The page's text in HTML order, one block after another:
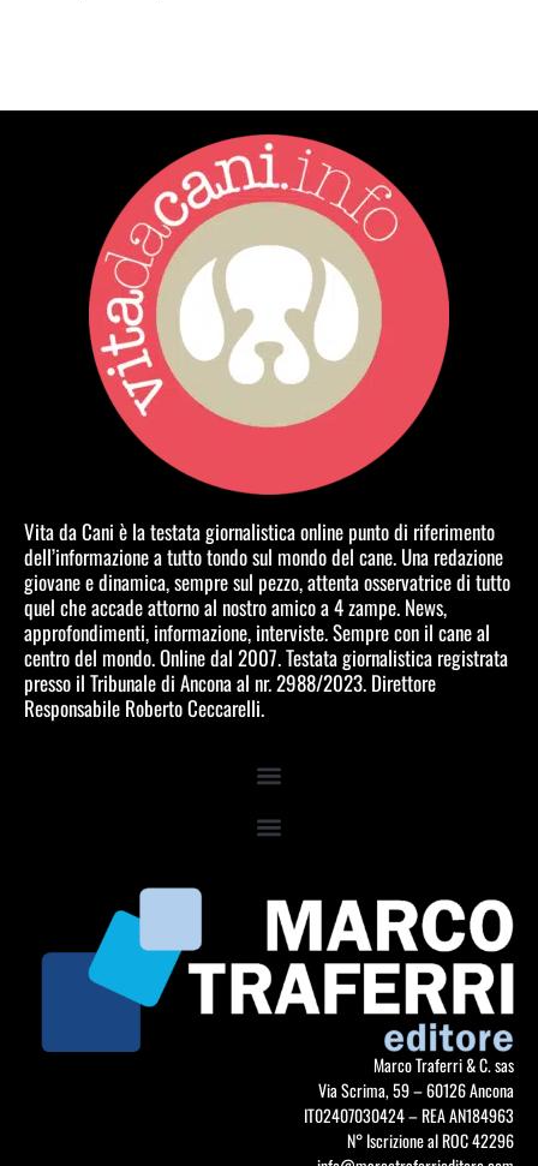
Vita da Cani è la testata giornalistica online punto di riferimento
dell’informazione a tutto tondo sul mondo del cane. Una redazione
giovane e dinamica, sempre sul pezzo, attenta osservatrice di tutto
quel che accade attorno al nostro amico a 4 zampe. News,
approfondimenti, informazione, interviste. Sempre con il cane al
centro del mondo. Online dal 2007. Testata giornalistica registrata
presso il Tribunale di Ancona al nr. 2988/2023. Direttore
Responsabile Roberto Ceccarelli.
Marco Traferri & C. sas
Via Scrima, 59 – 60126 Ancona
IT02407030424 – REA AN184963
N° Iscrizione al ROC 42296